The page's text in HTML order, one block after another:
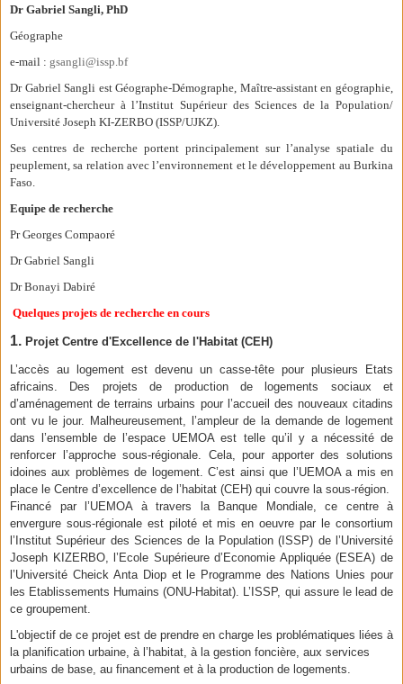
Dr Gabriel Sangli, PhD
Géographe
e-mail : gsangli@issp.bf
Dr Gabriel Sangli est Géographe-Démographe, Maître-assistant en géographie,
enseignant-chercheur à l’Institut Supérieur des Sciences de la Population/
Université Joseph KI-ZERBO (ISSP/UJKZ).
Ses centres de recherche portent principalement sur l’analyse spatiale du
peuplement, sa relation avec l’environnement et le développement au Burkina
Faso.
Equipe de recherche
Pr Georges Compaoré
Dr Gabriel Sangli
Dr Bonayi Dabiré
Quelques projets de recherche en cours
1. Projet Centre d'Excellence de l'Habitat (CEH)
L’accès au logement est devenu un casse-tête pour plusieurs Etats
africains. Des projets de production de logements sociaux et
d’aménagement de terrains urbains pour l’accueil des nouveaux citadins
ont vu le jour. Malheureusement, l’ampleur de la demande de logement
dans l’ensemble de l’espace UEMOA est telle qu’il y a nécessité de
renforcer l’approche sous-régionale. Cela, pour apporter des solutions
idoines aux problèmes de logement. C’est ainsi que l’UEMOA a mis en
place le Centre d’excellence de l’habitat (CEH) qui couvre la sous-région.
Financé par l’UEMOA à travers la Banque Mondiale, ce centre à
envergure sous-régionale est piloté et mis en oeuvre par le consortium
l’Institut Supérieur des Sciences de la Population (ISSP) de l’Université
Joseph KIZERBO, l’Ecole Supérieure d’Economie Appliquée (ESEA) de
l’Université Cheick Anta Diop et le Programme des Nations Unies pour
les Etablissements Humains (ONU-Habitat). L’ISSP, qui assure le lead de
ce groupement.
L'objectif de ce projet est de prendre en charge les problématiques liées à
la planification urbaine, à l’habitat, à la gestion foncière, aux services
urbains de base, au financement et à la production de logements.